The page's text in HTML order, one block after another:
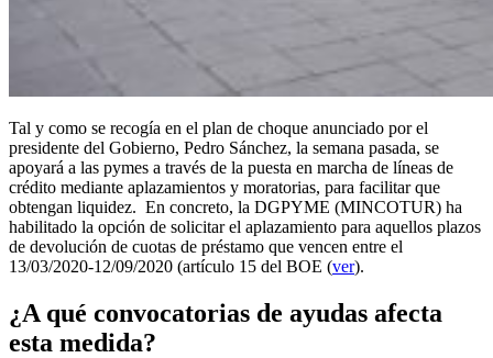
Tal y como se recogía en el plan de choque anunciado por el
presidente del Gobierno, Pedro Sánchez, la semana pasada, se
apoyará a las pymes a través de la puesta en marcha de líneas de
crédito mediante aplazamientos y moratorias, para facilitar que
obtengan liquidez. En concreto, la DGPYME (MINCOTUR) ha
habilitado la opción de solicitar el aplazamiento para aquellos plazos
de devolución de cuotas de préstamo que vencen entre el
13/03/2020-12/09/2020 (artículo 15 del BOE (ver).
¿A qué convocatorias de ayudas afecta
esta medida?